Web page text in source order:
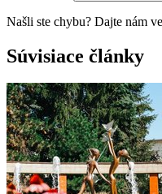
Našli ste chybu? Dajte nám
Súvisiace články